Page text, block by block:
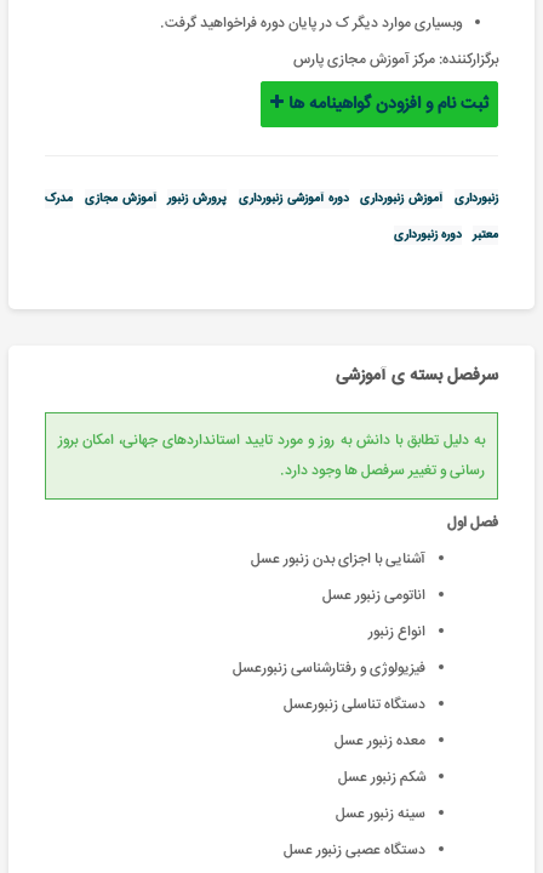
وبسیاری موارد دیگر ک در پایان دوره فراخواهید گرفت.
برگزارکننده: مرکز آموزش مجازی پارس
ثبت نام و افزودن گواهینامه ها
زنبورداری آموزش زنبورداری دوره آموزشی زنبورداری پرورش زنبور آموزش مجازی
مدرک
معتبر دوره زنبورداری
سرفصل بسته ی آموزشی
به دلیل تطابق با دانش به روز و مورد تایید استانداردهای جهانی، امکان بروز
رسانی و تغییر سرفصل ها وجود دارد.
فصل اول
آشنایی با اجزای بدن زنبور عسل
اناتومی زنبور عسل
انواع زنبور
فیزیولوژی و رفتارشناسی زنبورعسل
دستگاه تناسلی زنبورعسل
معده زنبور عسل
شکم زنبور عسل
سینه زنبور عسل
دستگاه عصبی زنبور عسل